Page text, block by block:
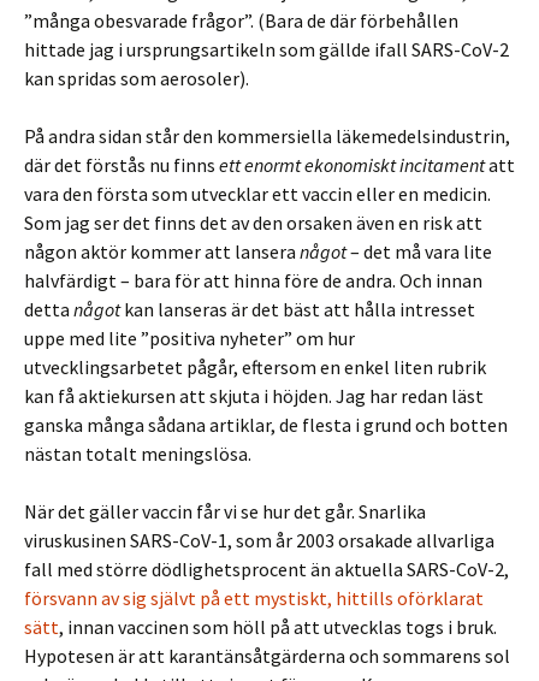
”många obesvarade frågor”. (Bara de där förbehållen
hittade jag i ursprungsartikeln som gällde ifall SARS-CoV-2
kan spridas som aerosoler).
På andra sidan står den kommersiella läkemedelsindustrin,
där det förstås nu finns ett enormt ekonomiskt incitamentatt
vara den första som utvecklar ett vaccin eller en medicin.
Som jag ser det finns det av den orsaken även en risk att
någon aktör kommer att lansera något– det må vara lite
halvfärdigt – bara för att hinna före de andra. Och innan
detta någotkan lanseras är det bäst att hålla intresset
uppe med lite ”positiva nyheter” om hur
utvecklingsarbetet pågår, eftersom en enkel liten rubrik
kan få aktiekursen att skjuta i höjden. Jag har redan läst
ganska många sådana artiklar, de flesta i grund och botten
nästan totalt meningslösa.
När det gäller vaccin får vi se hur det går. Snarlika
viruskusinen SARS-CoV-1, som år 2003 orsakade allvarliga
fall med större dödlighetsprocent än aktuella SARS-CoV-2,
försvann av sig självt på ett mystiskt, hittills oförklarat
sätt, innan vaccinen som höll på att utvecklas togs i bruk.
Hypotesen är att karantänsåtgärderna och sommarens sol